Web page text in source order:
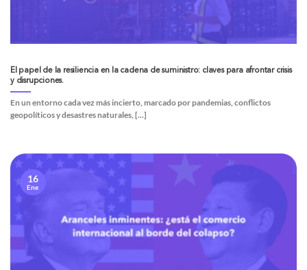
El papel de la resiliencia en la cadena de suministro: claves para afrontar crisis
y disrupciones.
En un entorno cada vez más incierto, marcado por pandemias, conflictos
geopolíticos y desastres naturales, [...]
16
Ene